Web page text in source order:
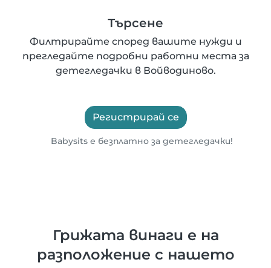
Търсене
Филтрирайте според вашите нужди и
прегледайте подробни работни места за
детегледачки в Войводиново.
Регистрирай се
Babysits е безплатно за детегледачки!
Грижата винаги е на
разположение с нашето